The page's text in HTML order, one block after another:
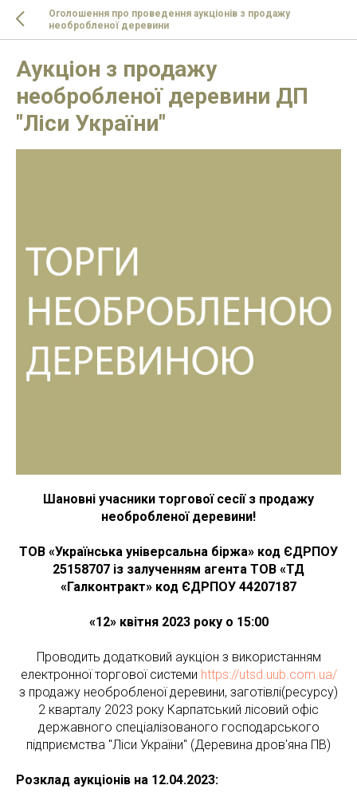
Оголошення про проведення аукціонів з продажу
необробленої деревини
Аукціон з продажу
необробленої деревини ДП
"Ліси України"
Шановні учасники торгової сесії з продажу
необробленої деревини!
ТОВ «Українська універсальна біржа» код ЄДРПОУ
25158707 із залученням агента ТОВ «ТД
«Галконтракт» код ЄДРПОУ 44207187
«12» квітня 2023 року о 15:00
Проводить додатковий аукціон з використанням
електронної торгової системи https://utsd.uub.com.ua/
з продажу необробленої деревини, заготівлі(ресурсу)
2 кварталу 2023 року Карпатський лісовий офіс
державного спеціалізованого господарського
підприємства "Ліси України" (Деревина дров'яна ПВ)
Розклад аукціонів на 12.04.2023: